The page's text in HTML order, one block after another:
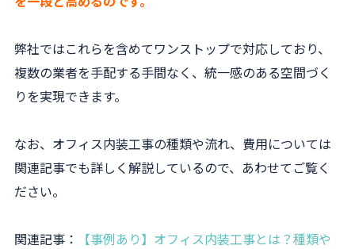
弊社ではこれらを含めてワンストップで対応しており、
複数の業者を手配する手間なく、統一感のある空間づく
りを実現できます。
なお、オフィス内装工事の種類や流れ、費用については
関連記事でも詳しく解説しているので、あわせてご覧く
ださい。
関連記事：
【事例あり】オフィス内装工事とは？種類や